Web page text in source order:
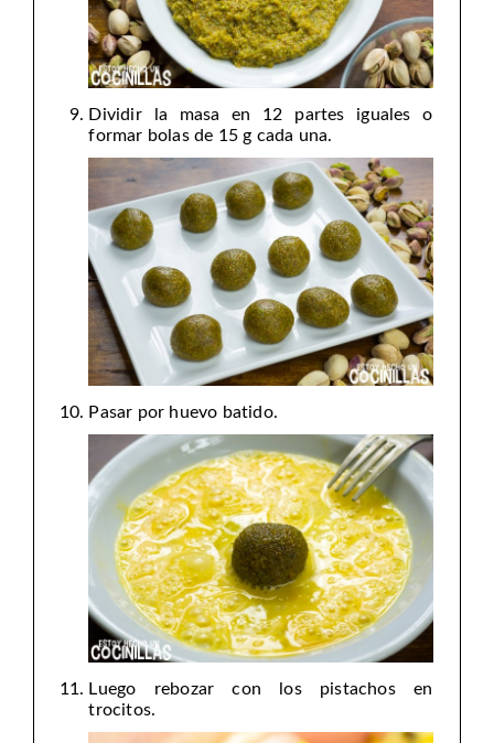
Dividir la masa en 12 partes iguales o
formar bolas de 15 g cada una.
Pasar por huevo batido.
Luego rebozar con los pistachos en
trocitos.